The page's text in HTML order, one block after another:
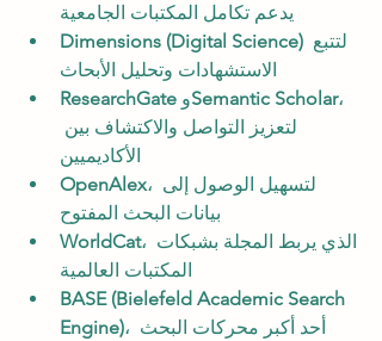
يدعم تكامل المكتبات الجامعية
Dimensions (Digital Science)
الاستشهادات وتحليل الأبحاث
ResearchGate وSemantic Scholar،
لتعزيز التواصل والاكتشاف بين
الأكاديميين
OpenAlex، لتسهيل الوصول إلى
بيانات البحث المفتوح
WorldCat، الذي يربط المجلة بشبكات
المكتبات العالمية
BASE (Bielefeld Academic Search
Engine)، أحد أكبر محركات البحث